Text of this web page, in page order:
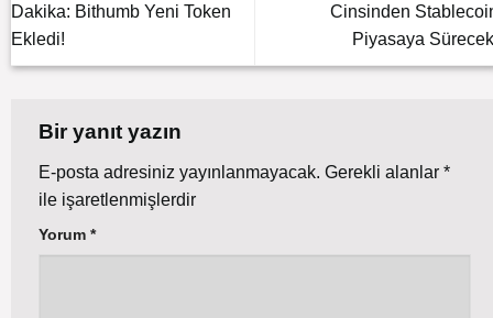
Dakika: Bithumb Yeni Token
Ekledi!
Cinsinden
Piyasaya
Bir yanıt yazın
E-posta adresiniz yayınlanmayacak. Gerekli alanlar *
ile işaretlenmişlerdir
Yorum *